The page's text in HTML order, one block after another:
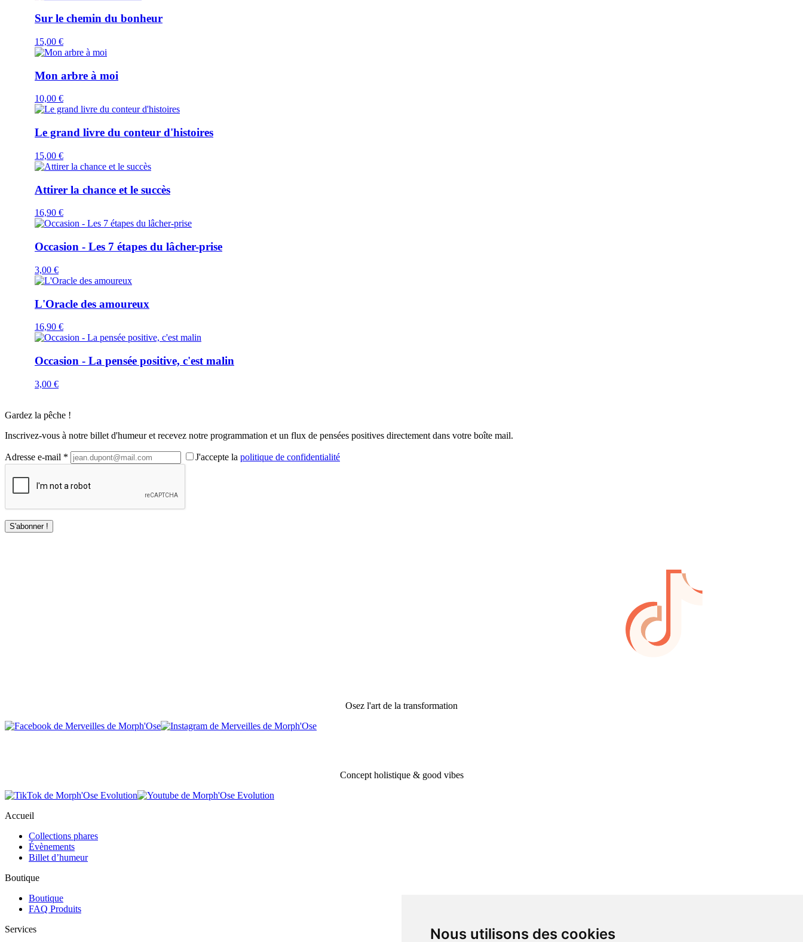
Nous utilisons des cookies
Sur le chemin du bonheur
15,00 €
Mon arbre à moi
10,00 €
Le grand livre du conteur d'histoires
15,00 €
Attirer la chance et le succès
16,90 €
Occasion - Les 7 étapes du lâcher-prise
3,00 €
L'Oracle des amoureux
16,90 €
Occasion - La pensée positive, c'est malin
3,00 €
Gardez la pêche !
Inscrivez-vous à notre billet d'humeur et recevez notre programmation et un flux de pensées positives directement dans votre boîte mail.
Adresse e-mail * J'accepte la politique de confidentialité
Osez l'art de la transformation
Concept holistique & good vibes
Accueil
Collections phares
Évènements
Billet d’humeur
Boutique
Boutique
FAQ Produits
Services